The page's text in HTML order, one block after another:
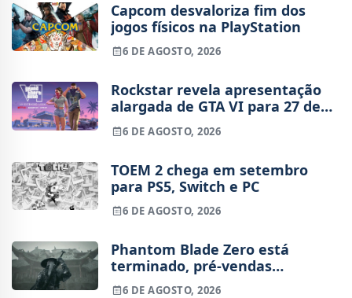
Capcom desvaloriza fim dos
jogos físicos na PlayStation
6 DE AGOSTO, 2026
Rockstar revela apresentação
alargada de GTA VI para 27 de
agosto
6 DE AGOSTO, 2026
TOEM 2 chega em setembro
para PS5, Switch e PC
6 DE AGOSTO, 2026
Phantom Blade Zero está
terminado, pré-vendas
começam na próxima semana
6 DE AGOSTO, 2026